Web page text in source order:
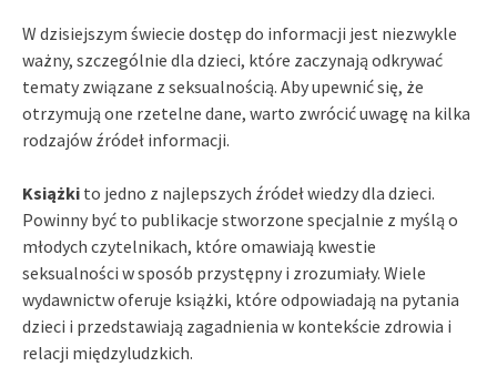
W dzisiejszym świecie dostęp do informacji jest niezwykle
ważny, szczególnie dla dzieci, które zaczynają odkrywać
tematy związane z seksualnością. Aby upewnić się, że
otrzymują one rzetelne dane, warto zwrócić uwagę na kilka
rodzajów źródeł informacji.
Książki to jedno z najlepszych źródeł wiedzy dla dzieci.
Powinny być to publikacje stworzone specjalnie z myślą o
młodych czytelnikach, które omawiają kwestie
seksualności w sposób przystępny i zrozumiały. Wiele
wydawnictw oferuje książki, które odpowiadają na pytania
dzieci i przedstawiają zagadnienia w kontekście zdrowia i
relacji międzyludzkich.